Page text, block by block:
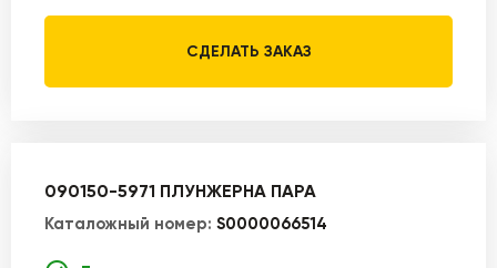
СДЕЛАТЬ ЗАКАЗ
090150-5971 ПЛУНЖЕРНА ПАРА
Каталожный номер: S0000066514